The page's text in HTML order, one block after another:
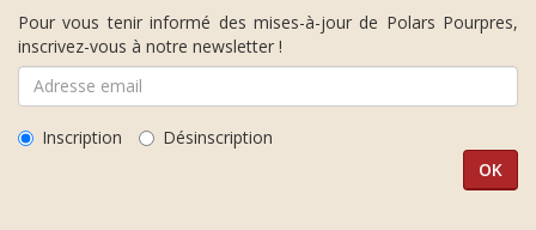
Pour vous tenir informé des mises-à-jour de Polars Pourpres,
inscrivez-vous à notre newsletter !
Inscription Désinscription